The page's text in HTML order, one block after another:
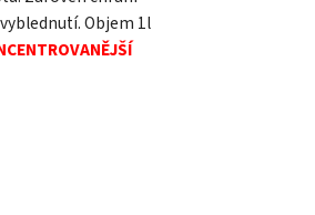
Objem 1l